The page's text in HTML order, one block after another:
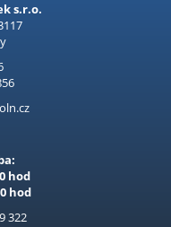
s.r.o.
hod
hod
322